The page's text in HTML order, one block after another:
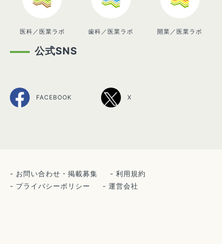
医科／医業ラボ 歯科／医業ラボ 開業／医業ラボ
公式SNS
FACEBOOK X
お問い合わせ・掲載募集
利用規約
プライバシーポリシー
運営会社